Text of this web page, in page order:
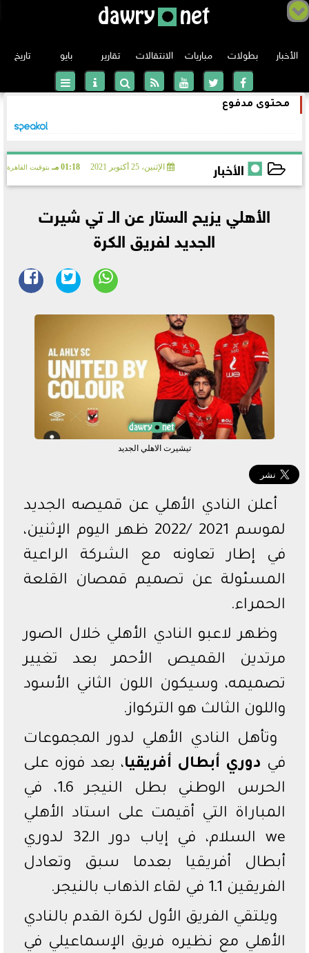
الأخبار بطولات
الدوري الإسباني
الدوري الإيطالي
الدوري الألماني
دوري أبطال أوروبا
الدوري السعودي
الدوري المصري
دوري أبطال أفريقيا
مباريات الانتقالات تقارير بايو تاريخ
محتوى مدفوع
الأخبار الإثنين، 25 أكتوبر 2021 01:18 مـ بتوقيت القاهرة
الأهلي يزيح الستار عن الـ تي شيرت
الجديد لفريق الكرة
تيشيرت الاهلي الجديد
أعلن النادي الأهلي عن قميصه الجديد
لموسم 2021 /2022 ظهر اليوم الإثنين،
في إطار تعاونه مع الشركة الراعية
المسئولة عن تصميم قمصان القلعة
الحمراء.
وظهر لاعبو النادي الأهلي خلال الصور
مرتدين القميص الأحمر بعد تغيير
تصميمه، وسيكون اللون الثاني الأسود
واللون الثالث هو التركواز.
وتأهل النادي الأهلي لدور المجموعات
في دوري أبطال أفريقيا، بعد فوزه على
الحرس الوطني بطل النيجر 6ـ1، في
المباراة التي أقيمت على استاد الأهلي
we السلام، في إياب دور الـ32 لدوري
أبطال أفريقيا بعدما سبق وتعادل
الفريقين 1ـ1 في لقاء الذهاب بالنيجر.
ويلتقي الفريق الأول لكرة القدم بالنادي
الأهلي مع نظيره فريق الإسماعيلي في